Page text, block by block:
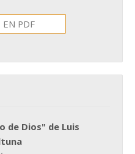
EN PDF
de Dios" de Luis